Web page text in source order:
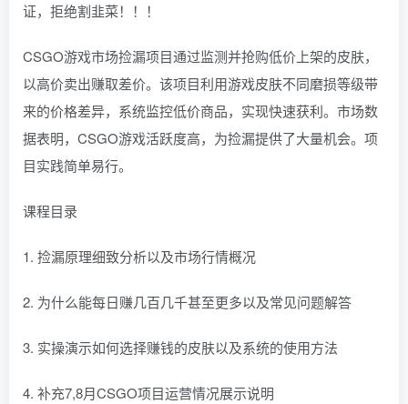
证，拒绝割韭菜！！！
CSGO游戏市场捡漏项目通过监测并抢购低价上架的皮肤，
以高价卖出赚取差价。该项目利用游戏皮肤不同磨损等级带
来的价格差异，系统监控低价商品，实现快速获利。市场数
据表明，CSGO游戏活跃度高，为捡漏提供了大量机会。项
目实践简单易行。
课程目录
1. 捡漏原理细致分析以及市场行情概况
2. 为什么能每日赚几百几千甚至更多以及常见问题解答
3. 实操演示如何选择赚钱的皮肤以及系统的使用方法
4. 补充7,8月CSGO项目运营情况展示说明